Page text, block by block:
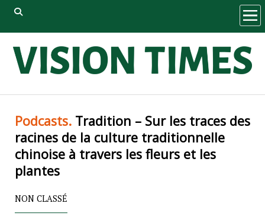
Podcasts.Tradition – Sur les traces des
racines de la culture traditionnelle
chinoise à travers les fleurs et les
plantes
NON CLASSÉ